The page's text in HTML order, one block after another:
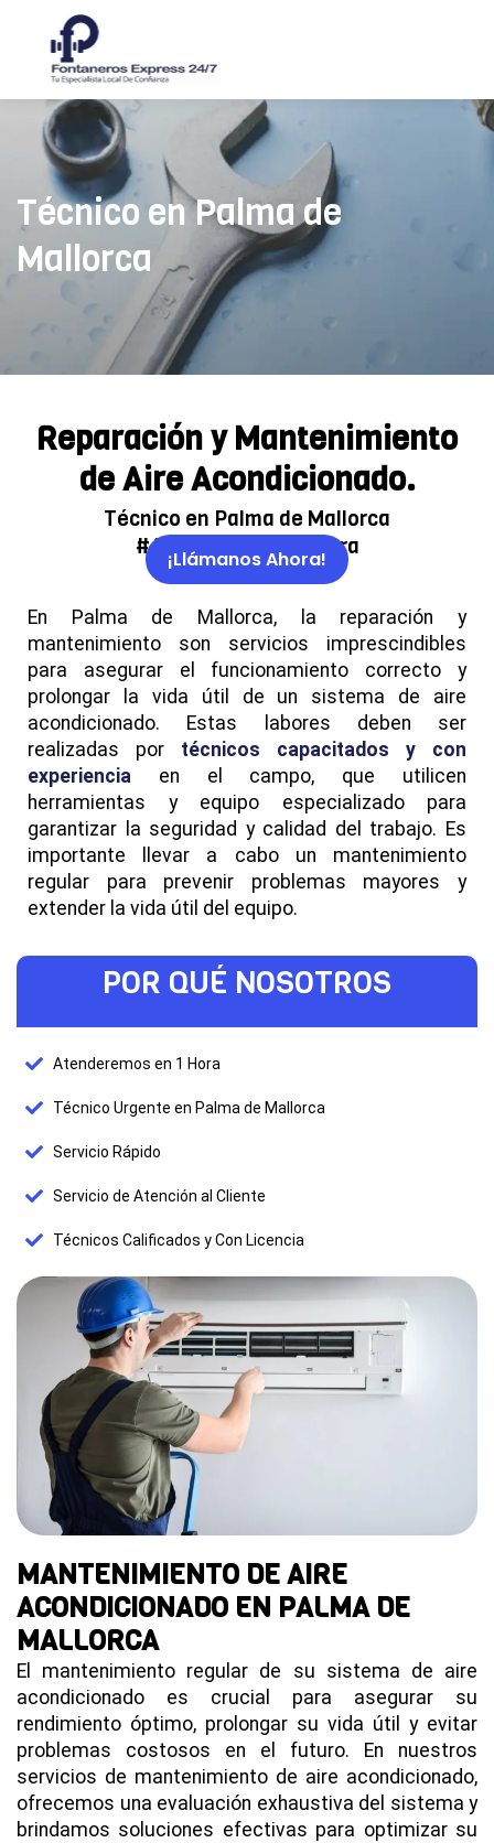
Técnico en Palma de
Mallorca
Reparación y Mantenimiento
de Aire Acondicionado.
Técnico en Palma de Mallorca
#AtenderemosEn1Hora
¡Llámanos Ahora!
En Palma de Mallorca, la reparación y
mantenimiento son servicios imprescindibles
para asegurar el funcionamiento correcto y
prolongar la vida útil de un sistema de aire
acondicionado. Estas labores deben ser
realizadas por técnicos capacitados y con
experiencia en el campo, que utilicen
herramientas y equipo especializado para
garantizar la seguridad y calidad del trabajo. Es
importante llevar a cabo un mantenimiento
regular para prevenir problemas mayores y
extender la vida útil del equipo.
POR QUÉ NOSOTROS
Atenderemos en 1 Hora
Técnico Urgente en Palma de Mallorca
Servicio Rápido
Servicio de Atención al Cliente
Técnicos Calificados y Con Licencia
MANTENIMIENTO DE AIRE
ACONDICIONADO EN PALMA DE
MALLORCA
El mantenimiento regular de su sistema de aire
acondicionado es crucial para asegurar su
rendimiento óptimo, prolongar su vida útil y evitar
problemas costosos en el futuro. En nuestros
servicios de mantenimiento de aire acondicionado,
ofrecemos una evaluación exhaustiva del sistema y
brindamos soluciones efectivas para optimizar su